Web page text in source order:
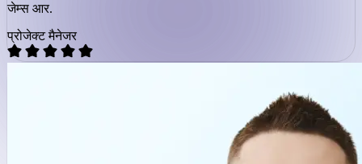
जेम्स आर.
प्रोजेक्ट मैनेजर